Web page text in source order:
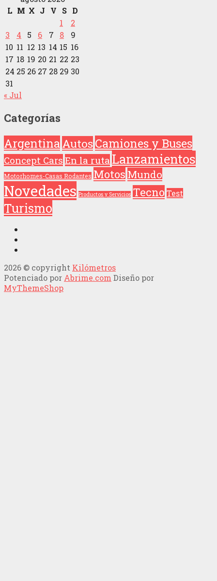
L M X J V S D
1
2
3
4 5 6 7 8
9
10 11 12 13 14 15 16
17 18 19 20 21 22 23
24 25 26 27 28 29 30
31
« Jul
Categorías
ArgentinaAutosCamiones y Buses
Concept Cars En la ruta Lanzamientos
Motorhomes-Casas Rodantes Motos Mundo
Novedades Productos y Servicios Tecno Test
Turismo
2026 © copyright Kilómetros
Potenciado por Abrime.com Diseño por
MyThemeShop